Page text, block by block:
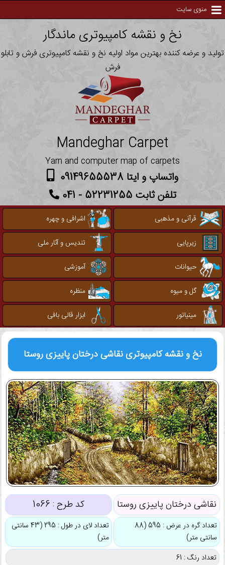
منوی سایت
نخ و نقشه کامپیوتری ماندگار
تولید و عرضه کننده بهترین مواد اولیه نخ و نقشه کامپیوتری فرش و تابلو
فرش
Mandeghar Carpet
Yarn and computer map of carpets
واتساپ و ایتا 09149655538
تلفن ثابت 52231255 - 041
قرآنی و مذهبی
اشرافی و چهره
زیرپایی
تندیس و آثار ملی
حیوانات
آموزشی
گل و میوه
منظره
مینیاتور
ابزار قالی بافی
نخ و نقشه کامپیوترینقاشی درختان پاییزی روستا
نقاشی درختان پاییزی روستا کد طرح : 1066
تعداد گره در عرض : 595 (88
سانتی متر)
تعداد لای در طول : 295 (43 سانتی
متر)
تعداد رنگ : 61